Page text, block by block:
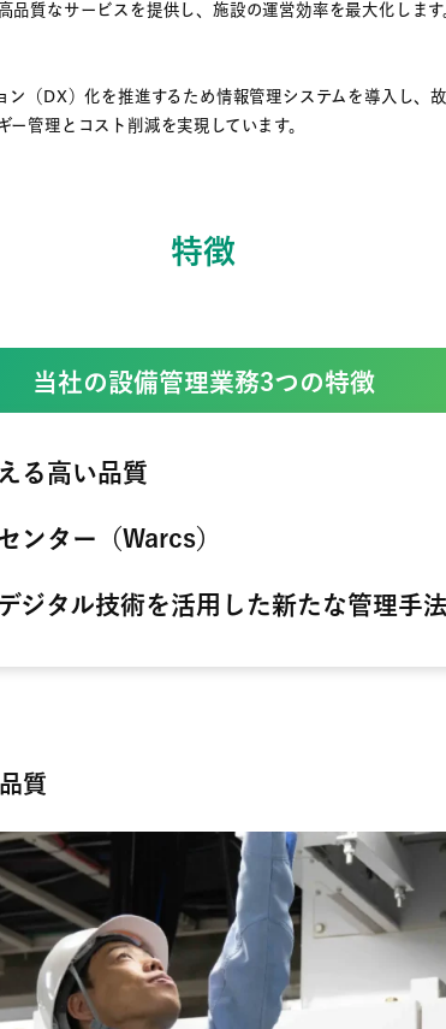
品質なサービスを提供し、施設の運営効率を最大化しま
ン（DX）化を推進するため情報管理システムを導入し、
管理とコスト削減を実現しています。
特徴
当社の設備管理業務3つの特徴
る高い品質
ンター（Warcs）
ジタル技術を活用した新たな管理手法
質